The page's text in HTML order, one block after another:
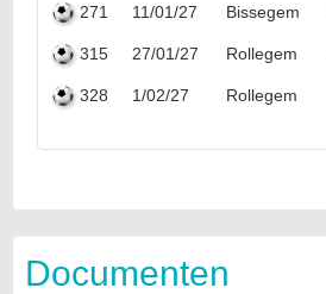
271 11/01/27 Bissegem
315 27/01/27 Rollegem
328 1/02/27 Rollegem
Documenten